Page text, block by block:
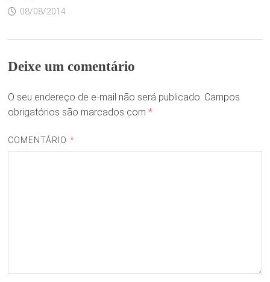
08/08/2014
Deixe um comentário
O seu endereço de e-mail não será publicado. Campos
obrigatórios são marcados com *
COMENTÁRIO *